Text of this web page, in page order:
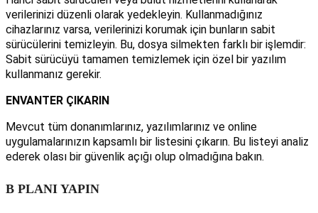
verilerinizi düzenli olarak yedekleyin. Kullanmadığınız
cihazlarınız varsa, verilerinizi korumak için bunların sabit
sürücülerini temizleyin. Bu, dosya silmekten farklı bir işlemdir:
Sabit sürücüyü tamamen temizlemek için özel bir yazılım
kullanmanız gerekir.
ENVANTER ÇIKARIN
Mevcut tüm donanımlarınız, yazılımlarınız ve online
uygulamalarınızın kapsamlı bir listesini çıkarın. Bu listeyi analiz
ederek olası bir güvenlik açığı olup olmadığına bakın.
B PLANI YAPIN